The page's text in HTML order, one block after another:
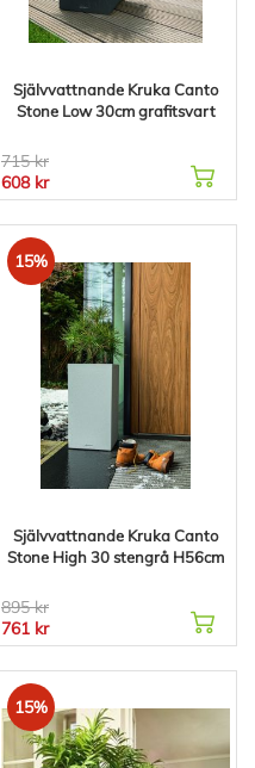
Självvattnande Kruka Canto
Stone Low 30cm grafitsvart
715 kr
608 kr
15%
Självvattnande Kruka Canto
Stone High 30 stengrå H56cm
895 kr
761 kr
15%